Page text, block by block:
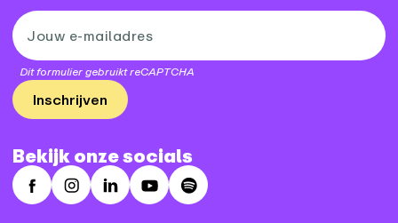
Dit formulier gebruikt reCAPTCHA
Inschrijven
Bekijk onze socials
FacebookInstagram
LinkedInYoutubeSpotify